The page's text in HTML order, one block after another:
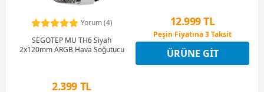
Yorum (4)
SEGOTEP MU TH6 Siyah
2x120mm ARGB Hava Soğutucu
2.399 TL
12.999 TL
Peşin Fiyatına 3 Taksit
12 Ay x 1.529 TL taksitle
Peşin Fiyatına 3 Taksit
ÜRÜNE GIT